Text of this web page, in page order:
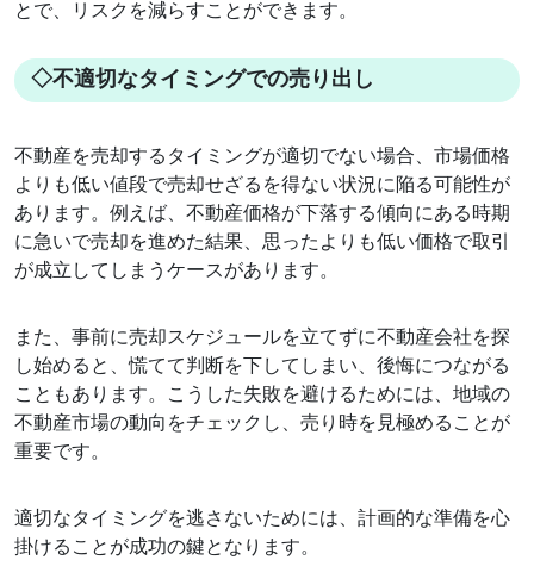
とで、リスクを減らすことができます。
◇不適切なタイミングでの売り出し
不動産を売却するタイミングが適切でない場合、市場価格
よりも低い値段で売却せざるを得ない状況に陥る可能性が
あります。例えば、不動産価格が下落する傾向にある時期
に急いで売却を進めた結果、思ったよりも低い価格で取引
が成立してしまうケースがあります。
また、事前に売却スケジュールを立てずに不動産会社を探
し始めると、慌てて判断を下してしまい、後悔につながる
こともあります。こうした失敗を避けるためには、地域の
不動産市場の動向をチェックし、売り時を見極めることが
重要です。
適切なタイミングを逃さないためには、計画的な準備を心
掛けることが成功の鍵となります。